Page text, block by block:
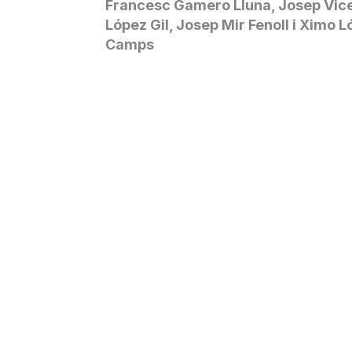
Francesc Gamero Lluna, Josep
López Gil, Josep Mir Fenoll i Ximo
Camps